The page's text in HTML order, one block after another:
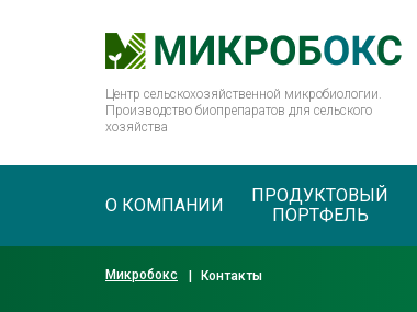
Центр сельскохозяйственной микробиологии.
Производство биопрепаратов для сельского
хозяйства
О КОМПАНИИ
ПРОДУКТОВЫЙ
ПОРТФЕЛЬ
Микробокс Контакты